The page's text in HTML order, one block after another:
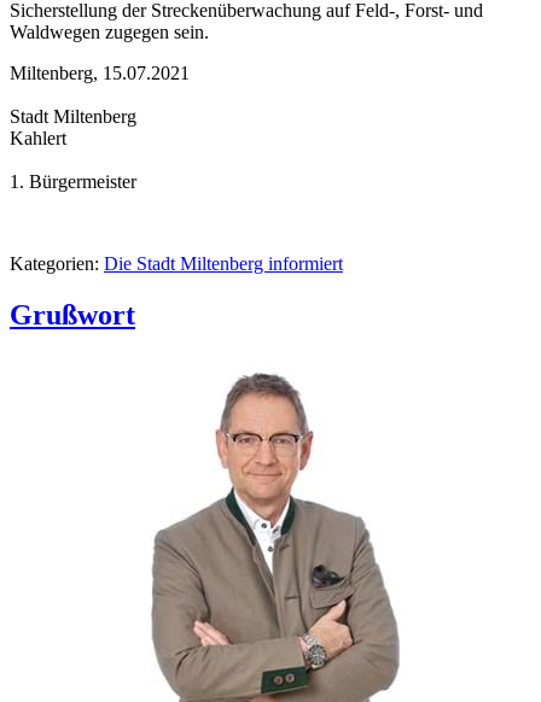
Sicherstellung der Streckenüberwachung auf Feld-, Forst- und
Waldwegen zugegen sein.
Miltenberg, 15.07.2021
Stadt Miltenberg
Kahlert
1. Bürgermeister
Kategorien: Die Stadt Miltenberg informiert
Grußwort